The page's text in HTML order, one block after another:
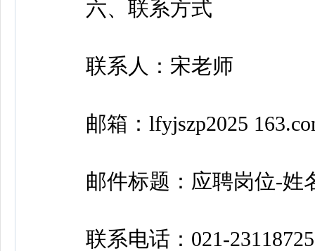
六、联系方式
联系人：宋老师
邮箱：lfyjszp2025
邮件标题：应聘岗位-姓
联系电话：021-23118725